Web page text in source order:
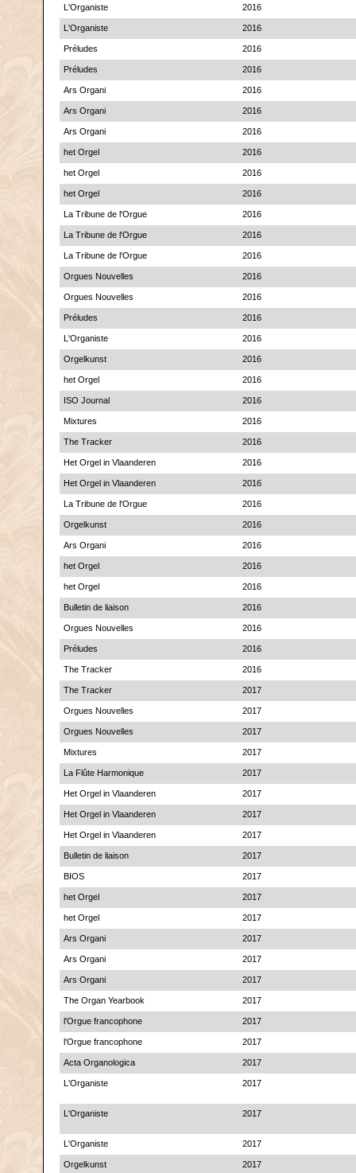
L'Organiste 2016
L'Organiste 2016
Préludes 2016
Préludes 2016
Ars Organi 2016
Ars Organi 2016
Ars Organi 2016
het Orgel 2016
het Orgel 2016
het Orgel 2016
La Tribune de l'Orgue 2016
La Tribune de l'Orgue 2016
La Tribune de l'Orgue 2016
Orgues Nouvelles 2016
Orgues Nouvelles 2016
Préludes 2016
L'Organiste 2016
Orgelkunst 2016
het Orgel 2016
ISO Journal 2016
Mixtures 2016
The Tracker 2016
Het Orgel in Vlaanderen 2016
Het Orgel in Vlaanderen 2016
La Tribune de l'Orgue 2016
Orgelkunst 2016
Ars Organi 2016
het Orgel 2016
het Orgel 2016
Bulletin de liaison 2016
Orgues Nouvelles 2016
Préludes 2016
The Tracker 2016
The Tracker 2017
Orgues Nouvelles 2017
Orgues Nouvelles 2017
Mixtures 2017
La Flûte Harmonique 2017
Het Orgel in Vlaanderen 2017
Het Orgel in Vlaanderen 2017
Het Orgel in Vlaanderen 2017
Bulletin de liaison 2017
BIOS 2017
het Orgel 2017
het Orgel 2017
Ars Organi 2017
Ars Organi 2017
Ars Organi 2017
The Organ Yearbook 2017
l'Orgue francophone 2017
l'Orgue francophone 2017
Acta Organologica 2017
L'Organiste 2017
L'Organiste 2017
L'Organiste 2017
Orgelkunst 2017